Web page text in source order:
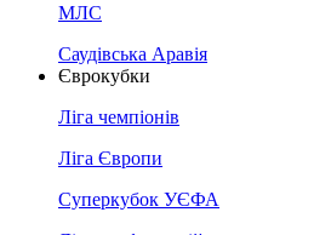
МЛС
Саудівська Аравія
Єврокубки
Ліга чемпіонів
Ліга Європи
Суперкубок УЄФА